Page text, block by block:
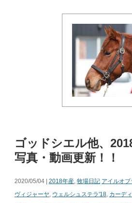
ゴッドシエル他、
写真・動画更新！！
2020/05/04 | 2018年産 牧場日記 アイルオブ
ヴィジャーヤ ウェルシュステラ'18 カーデ